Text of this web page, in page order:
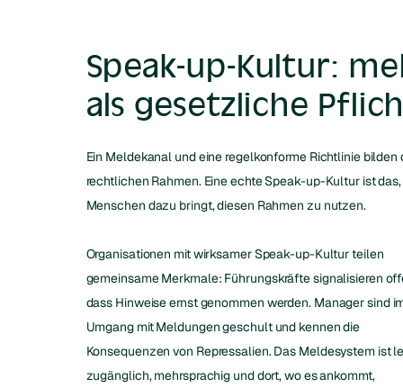
Speak-up-Kultur:
als gesetzliche
Ein Meldekanal und eine regelkonforme Richtlinie bilden
rechtlichen Rahmen. Eine echte Speak-up-Kultur ist
Menschen dazu bringt, diesen Rahmen zu nutzen.
Organisationen mit wirksamer Speak-up-Kultur teilen
gemeinsame Merkmale: Führungskräfte signalisieren
dass Hinweise ernst genommen werden. Manager sind
Umgang mit Meldungen geschult und kennen die
Konsequenzen von Repressalien. Das Meldesystem ist
zugänglich, mehrsprachig und dort, wo es ankommt,